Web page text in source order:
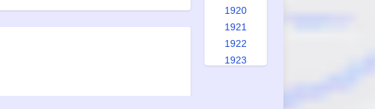
1920
1921
1922
1923